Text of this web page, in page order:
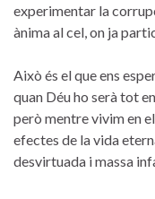
experimentar la
ànima al cel, on ja
Això és el que ens
quan Déu ho serà tot
però mentre vivim en
efectes de la vida
desvirtuada i massa